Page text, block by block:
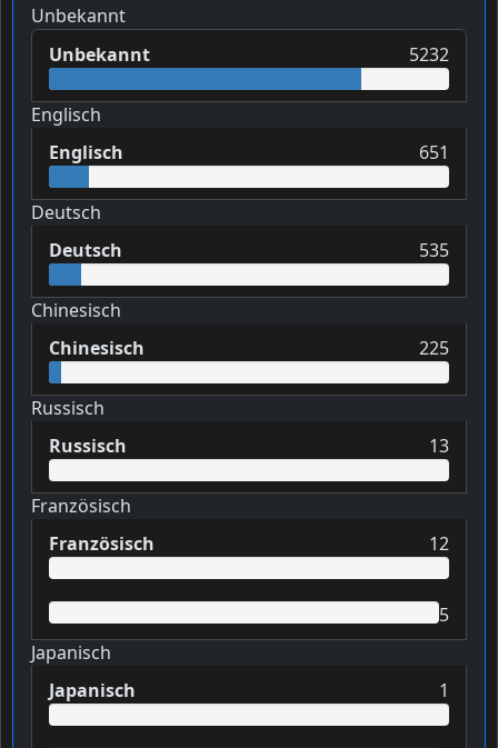
Unbekannt
Unbekannt
5232
Englisch
Englisch
651
Deutsch
Deutsch
535
Chinesisch
Chinesisch
225
Russisch
Russisch
13
Französisch
Französisch
12
5
Japanisch
Japanisch
1